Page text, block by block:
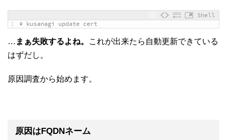
Shell
1
# kusanagi update cert
… まぁ失敗するよね。
これが出来たら自動更新できている
はずだし。
原因調査から始めます。
原因はFQDNネーム